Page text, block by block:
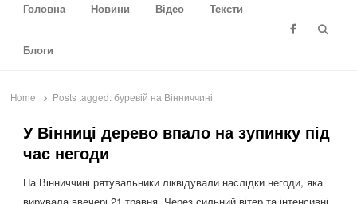
Головна
Новини Відео Тексти
Блоги
Home Posts tagged:буревій на Вінниччині
У Вінниці дерево впало на зупинку під
час негоди
На Вінниччині рятувальники ліквідували наслідки негоди, яка